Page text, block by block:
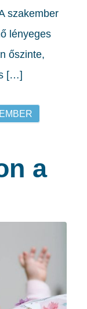
szakember
lényeges
őszinte,
[…]
a